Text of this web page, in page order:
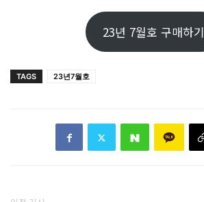
23년 7월호 구매하기
TAGS 23년7월호